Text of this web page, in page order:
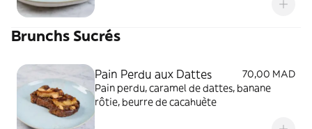
Brunchs Sucrés
Pain Perdu aux Dattes
70,00 MAD
Pain perdu, caramel de dattes, banane
rôtie, beurre de cacahuète